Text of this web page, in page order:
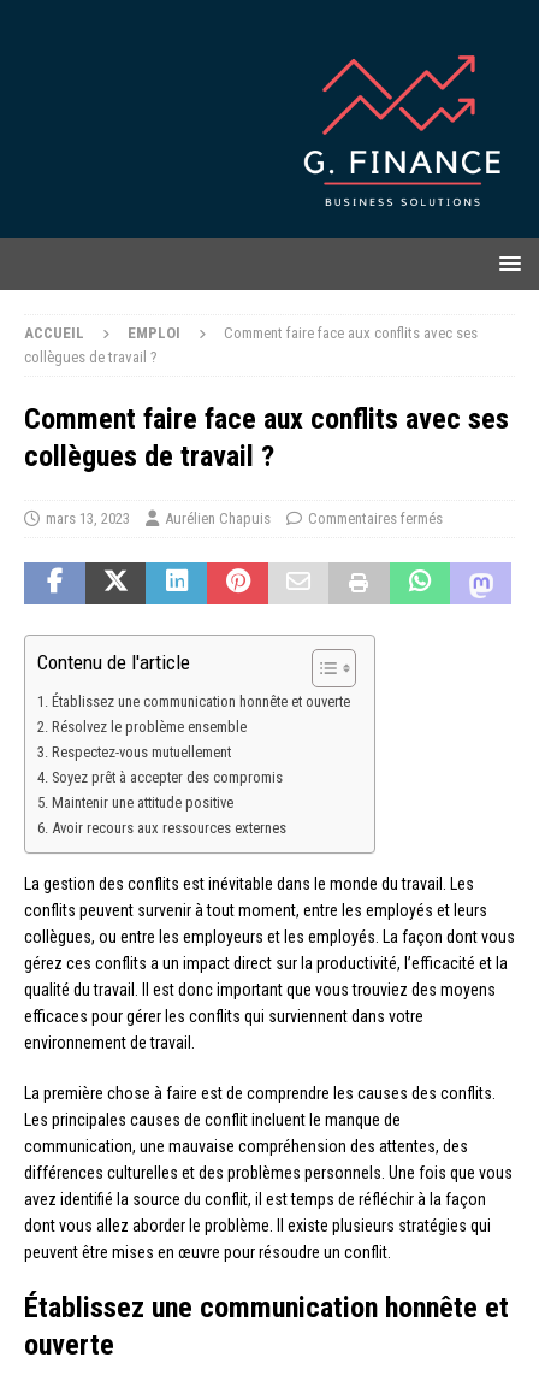
ACCUEIL EMPLOI
Comment faire face aux conflits avec ses
collègues de travail ?
Comment faire face aux conflits avec ses
collègues de travail ?
mars 13, 2023 Aurélien Chapuis Commentaires fermés
Contenu de l'article
Établissez une communication honnête et ouverte
Résolvez le problème ensemble
Respectez-vous mutuellement
Soyez prêt à accepter des compromis
Maintenir une attitude positive
Avoir recours aux ressources externes
La gestion des conflits est inévitable dans le monde du travail. Les
conflits peuvent survenir à tout moment, entre les employés et leurs
collègues, ou entre les employeurs et les employés. La façon dont vous
gérez ces conflits a un impact direct sur la productivité, l’efficacité et la
qualité du travail. Il est donc important que vous trouviez des moyens
efficaces pour gérer les conflits qui surviennent dans votre
environnement de travail.
La première chose à faire est de comprendre les causes des conflits.
Les principales causes de conflit incluent le manque de
communication, une mauvaise compréhension des attentes, des
différences culturelles et des problèmes personnels. Une fois que vous
avez identifié la source du conflit, il est temps de réfléchir à la façon
dont vous allez aborder le problème. Il existe plusieurs stratégies qui
peuvent être mises en œuvre pour résoudre un conflit.
Établissez une communication honnête et
ouverte